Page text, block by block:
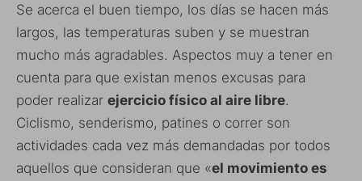
Se acerca el buen tiempo, los días se hacen más
largos, las temperaturas suben y se muestran
mucho más agradables. Aspectos muy a tener en
cuenta para que existan menos excusas para
poder realizar ejercicio físico al aire libre.
Ciclismo, senderismo, patines o correr son
actividades cada vez más demandadas por todos
aquellos que consideran que «el movimiento es